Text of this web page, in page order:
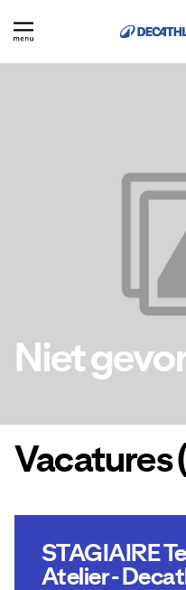
Niet
Vacatures
STAGIAIRE
Atelier -